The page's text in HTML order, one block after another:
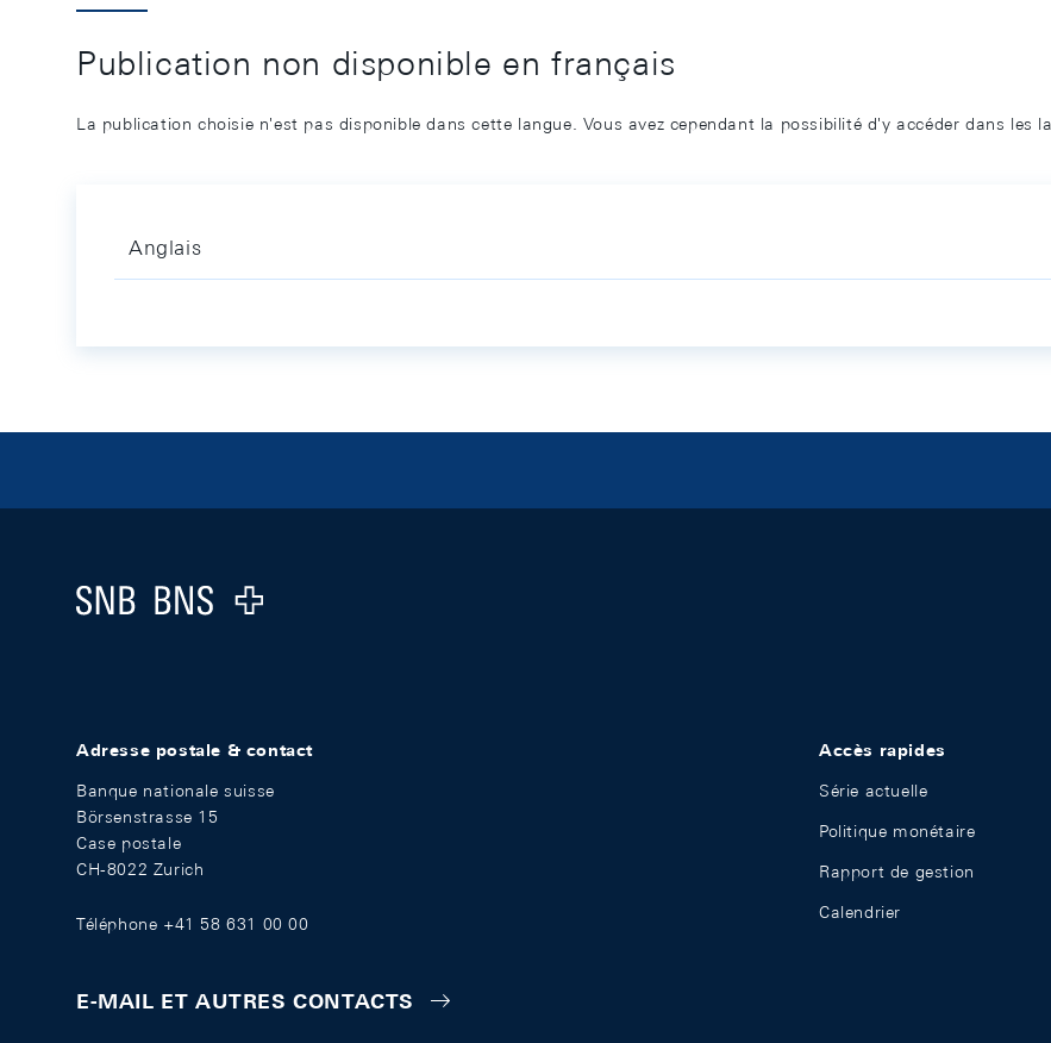
Publication non disponible en français
La publication choisie n'est pas disponible dans cette langue. Vous avez cependant la possibilité d'y accéder dans les
Anglais
Logo
Adresse postale & contact
Banque nationale suisse
Börsenstrasse 15
Case postale
CH-8022 Zurich
Téléphone +41 58 631 00 00
E-MAIL ET AUTRES CONTACTS
Accès rapides
Série actuelle
Politique monétaire
Rapport de gestion
Calendrier